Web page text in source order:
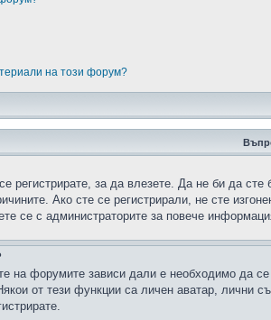
на този форум?
регистрирате, за да влезете. Да не би да
Ако сте се регистрирали, не сте
се с администраторите за повече
на форумите зависи дали е необходимо да
от тези функции са личен аватар,